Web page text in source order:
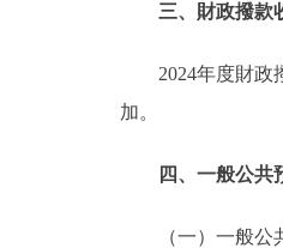
三、財政撥款
2024年度財政
加。
四、一般公共
（一）一般